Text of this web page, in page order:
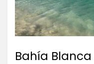
Bahía